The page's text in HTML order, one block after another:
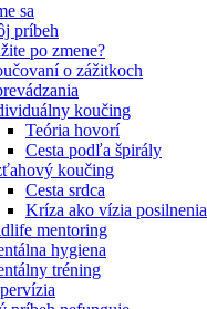
sa
príbeh
po zmene?
o zážitkoch
koučing
Teória hovorí
Cesta podľa špirály
koučing
Cesta srdca
Kríza ako vízia posilnenia
mentoring
hygiena
tréning